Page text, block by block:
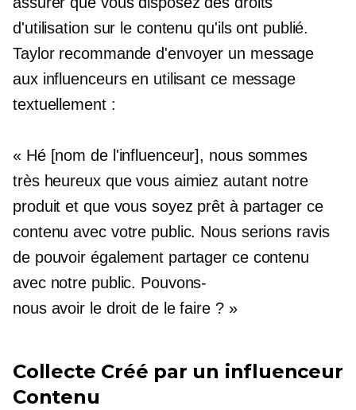
d'utilisation sur le contenu qu'ils ont publié.
Taylor recommande d'envoyer un message
aux influenceurs en utilisant ce message
textuellement :
« Hé [nom de l'influenceur], nous sommes
très heureux que vous aimiez autant notre
produit et que vous soyez prêt à partager ce
contenu avec votre public. Nous serions ravis
de pouvoir également partager ce contenu
avec notre public. Pouvons-
nous avoir le droit de le faire ? »
Collecte Créé par un influenceur
Contenu